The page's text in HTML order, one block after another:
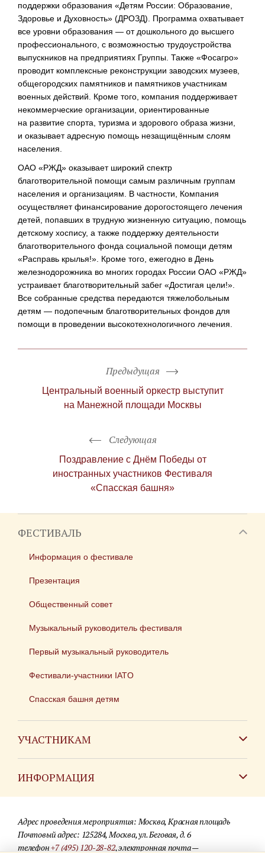
поддержки образования «Детям России: Образование,
Здоровье и Духовность» (ДРОЗД). Программа охватывает
все уровни образования — от дошкольного до высшего
профессионального, с возможностью трудоустройства
выпускников на предприятиях Группы. Также «Фосагро»
проводит комплексные реконструкции заводских музеев,
общегородских памятников и памятников участникам
военных действий. Кроме того, компания поддерживает
некоммерческие организации, ориентированные
на развитие спорта, туризма и здорового образа жизни,
и оказывает адресную помощь незащищённым слоям
населения.
ОАО «РЖД» оказывает широкий спектр
благотворительной помощи самым различным группам
населения и организациям. В частности, Компания
осуществляет финансирование дорогостоящего лечения
детей, попавших в трудную жизненную ситуацию, помощь
детскому хоспису, а также поддержку деятельности
благотворительного фонда социальной помощи детям
«Расправь крылья!». Кроме того, ежегодно в День
железнодорожника во многих городах России ОАО «РЖД»
устраивает благотворительный забег «Достигая цели!».
Все собранные средства передаются тяжелобольным
детям — подопечным благотворительных фондов для
помощи в проведении высокотехнологичного лечения.
Следующая
Поздравление с Днём Победы от
иностранных участников Фестиваля
«Спасская башня»
Предыдущая
Центральный военный оркестр выступит
на Манежной площади Москвы
ФЕСТИВАЛЬ
Информация о фестивале
Презентация
Общественный совет
Музыкальный руководитель фестиваля
Первый музыкальный руководитель
Фестивали-участники IATO
Спасская башня детям
УЧАСТНИКАМ
ИНФОРМАЦИЯ
Для СМИ
Где купить билеты
Адрес проведения мероприятия: Москва, Красная площадь
Почтовый адрес: 125284, Москва, ул. Беговая, д. 6
телефон+7 (495) 120-28-82, электронная почта —